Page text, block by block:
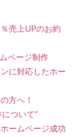
売上UPのお約
ページ制作
に対応したホー
方へ！
ついて”
ームページ成功